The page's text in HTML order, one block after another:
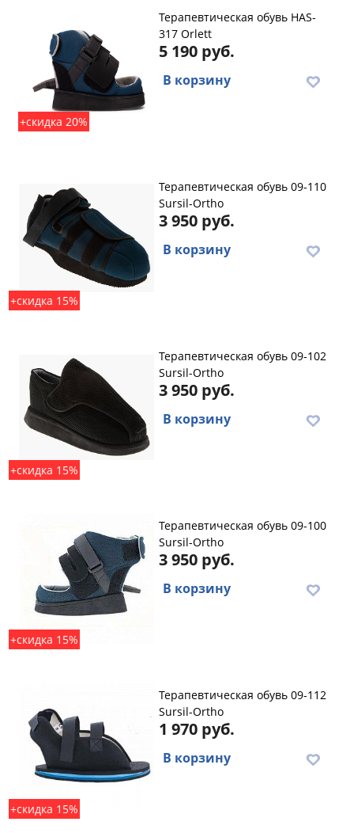
+скидка 20%
Терапевтическая обувь HAS-
317 Orlett
5 190 руб.
В корзину
+скидка 15%
Терапевтическая обувь 09-110
Sursil-Ortho
3 950 руб.
В корзину
+скидка 15%
Терапевтическая обувь 09-102
Sursil-Ortho
3 950 руб.
В корзину
+скидка 15%
Терапевтическая обувь 09-100
Sursil-Ortho
3 950 руб.
В корзину
+скидка 15%
Терапевтическая обувь 09-112
Sursil-Ortho
1 970 руб.
В корзину